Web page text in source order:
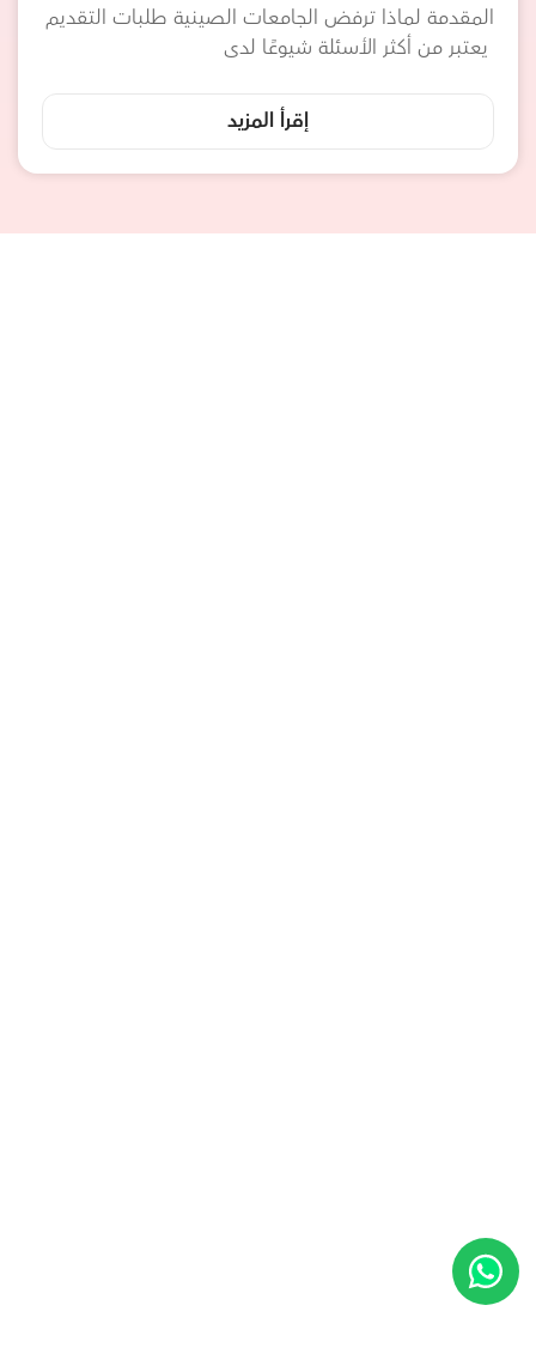
المقدمة لماذا ترفض الجامعات الصينية طلبات التقديم
يعتبر من أكثر الأسئلة شيوعًا لدى
إقرأ المزيد